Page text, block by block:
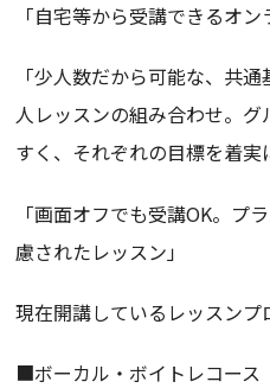
「自宅等から受講できるオン
「少人数だから可能な、共
人レッスンの組み合わせ。
すく、それぞれの目標を着実
「画面オフでも受講OK。プ
慮されたレッスン」
現在開講しているレッスンプ
■ボーカル・ボイトレコース